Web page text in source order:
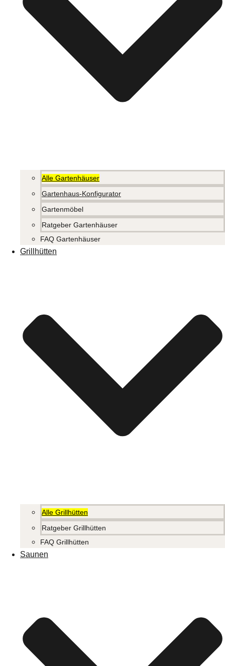
Alle Gartenhäuser
Gartenhaus-Konfigurator
Gartenmöbel
Ratgeber Gartenhäuser
FAQ Gartenhäuser
Grillhütten
Alle Grillhütten
Ratgeber Grillhütten
FAQ Grillhütten
Saunen